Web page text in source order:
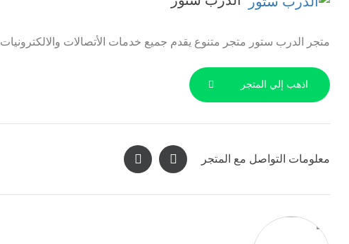
متجر الدرب ستور متجر متنوع يقدم جميع خدمات الأتصالات والالكترونيات
اذهب إلي المتجر
معلومات التواصل مع المتجر